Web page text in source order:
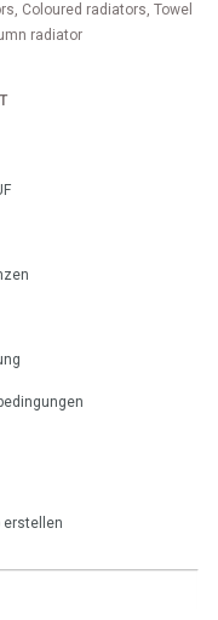
Coloured radiators, Towel
radiator
erstellen